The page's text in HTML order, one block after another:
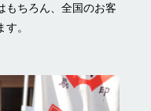
もちろん、全国のお客
。